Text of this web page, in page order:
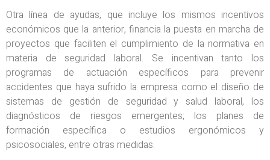
Otra línea de ayudas, que incluye los mismos incentivos
económicos que la anterior, financia la puesta en marcha de
proyectos que faciliten el cumplimiento de la normativa en
materia de seguridad laboral. Se incentivan tanto los
programas de actuación específicos para prevenir
accidentes que haya sufrido la empresa como el diseño de
sistemas de gestión de seguridad y salud laboral, los
diagnósticos de riesgos emergentes; los planes de
formación específica o estudios ergonómicos y
psicosociales, entre otras medidas.